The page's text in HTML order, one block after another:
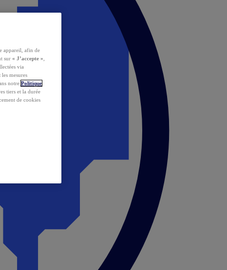
appareil, afin de
sur « J’accepte »
via
mesures
notre Politique
tiers et la durée
de cookies